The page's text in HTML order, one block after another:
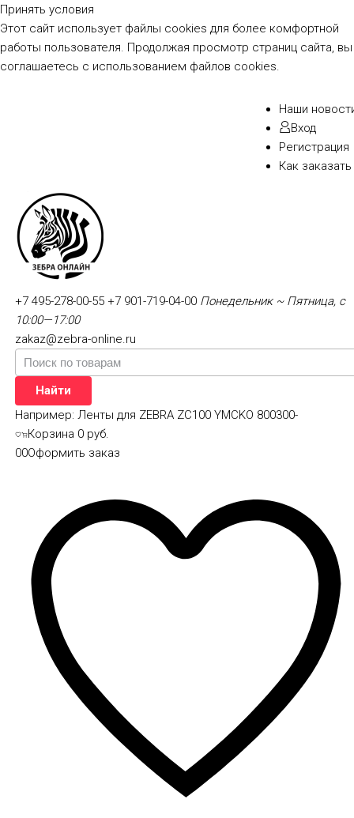
Принять условия
Этот сайт использует файлы cookies для более комфортной
работы пользователя. Продолжая просмотр страниц сайта, вы
соглашаетесь с использованием файлов cookies.
Наши
Вход
Регистрация
Как заказать
+7 495-278-00-55+7 901-719-04-00 Понедельник ~ Пятница, с
10:00—17:00
zakaz@zebra-online.ru
Найти
Например:Ленты для ZEBRA ZC100 YMCKO 800300-
00
Корзина 0 руб.
Оформить заказ